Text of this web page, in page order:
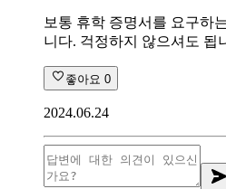
보통 휴학 증명서를 요구하
니다. 걱정하지 않으셔도 됩
좋아요 0
2024.06.24